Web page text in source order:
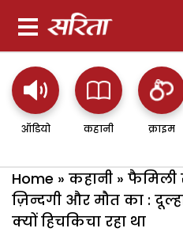
ऑडियो कहानी क्राइम
Home » कहानी » फैमिली
ज़िन्दगी और मौत का :
क्यों हिचकिचा रहा था